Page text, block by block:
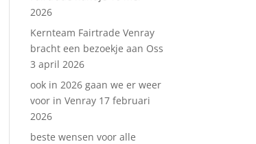
2026
Kernteam Fairtrade Venray
bracht een bezoekje aan Oss
3 april 2026
ook in 2026 gaan we er weer
voor in Venray 17 februari
2026
beste wensen voor alle